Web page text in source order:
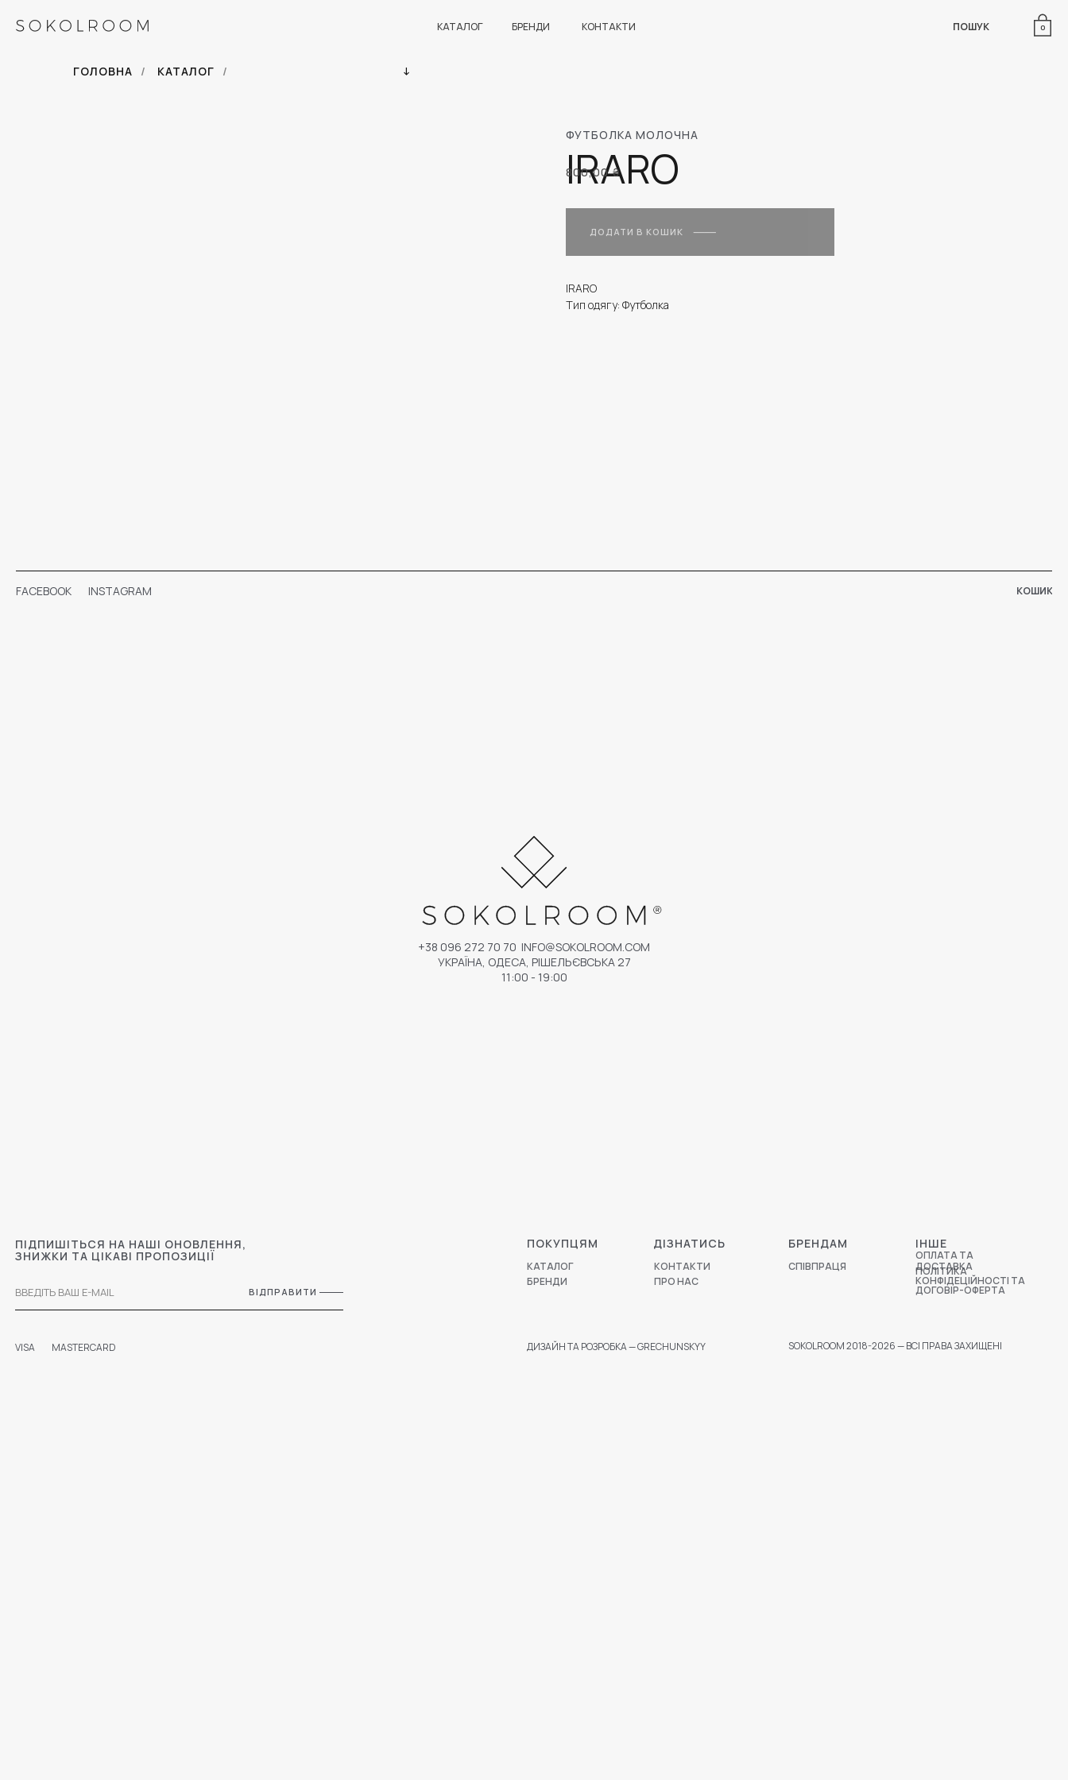
КАТАЛОГ БРЕНДИ КОНТАКТИ ПОШУК 0
ГОЛОВНА / КАТАЛОГ /
ФУТБОЛКА МОЛОЧНА
IRARO
800,00 ₴
ДОДАТИ В КОШИК
IRARO
Тип одягу: Футболка
FACEBOOK КОШИК
ВІДПРАВИТИ
ПІДПИШІТЬСЯ НА НАШІ ОНОВЛЕННЯ,
ЗНИЖКИ ТА ЦІКАВІ ПРОПОЗИЦІЇ
СПІВПРАЦЯ
БРЕНДАМ
ПРО НАС
ДІЗНАТИСЬ
КОНТАКТИ
ОПЛАТА ТА
ДОСТАВКА
ПОЛІТИКА
КОНФІДЕЦІЙНОСТІ ТА
ДОГОВІР-ОФЕРТА
ІНШЕ
КАТАЛОГ
БРЕНДИ
ПОКУПЦЯМ
+38 096 272 70 70 INFO@SOKOLROOM.COM
УКРАЇНА, ОДЕСА, РІШЕЛЬЄВСЬКА 27
11:00 - 19:00
VISA SOKOLROOM 2018-2026 — ВСІ ПРАВА ЗАХИЩЕНІ
ДИЗАЙН ТА РОЗРОБКА — GRECHUNSKYY
INSTAGRAM
MASTERCARD